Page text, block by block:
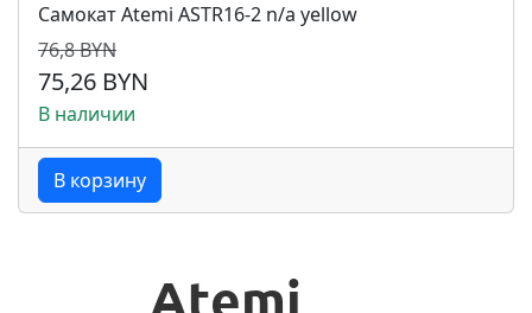
Самокат Atemi ASTR16-2 n/a yellow
76,8 BYN
75,26 BYN
В наличии
В корзину